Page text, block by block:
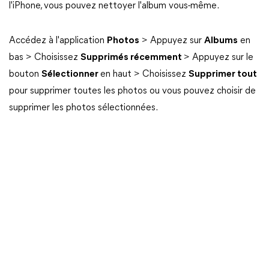
l'iPhone, vous pouvez nettoyer l'album vous-même.
Accédez à l'application Photos > Appuyez sur Albums en
bas > Choisissez Supprimés récemment > Appuyez sur le
bouton Sélectionneren haut > Choisissez Supprimer tout
pour supprimer toutes les photos ou vous pouvez choisir de
supprimer les photos sélectionnées.